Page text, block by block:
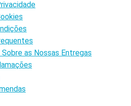
as Nossas Entregas